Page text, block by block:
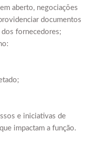
aberto, negociações
documentos
dos fornecedores;
e iniciativas de
impactam a função.